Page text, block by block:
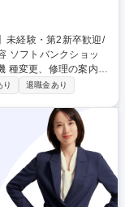
種変更、修理の案内、
作成など 、接客や
基礎やコンプライア
。また、先輩がマンツ
界でも最高レベルの待
月額最高8万円の資格
努力次第でキャリア
り 退職金あり